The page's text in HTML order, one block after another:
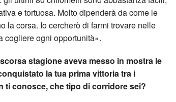
e tortuosa. Molto dipenderà da come le
la corsa. Io cercherò di farmi trovare nelle
cogliere ogni opportunità».
stagione aveva messo in mostra le
la tua prima vittoria tra i
ti conosce, che tipo di corridore sei?